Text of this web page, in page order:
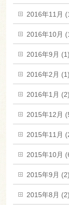
2016年11月
2016年10月
2016年9月 (1)
2016年2月 (1)
2016年1月 (2)
2015年12月
2015年11月
2015年10月
2015年9月 (2)
2015年8月 (2)